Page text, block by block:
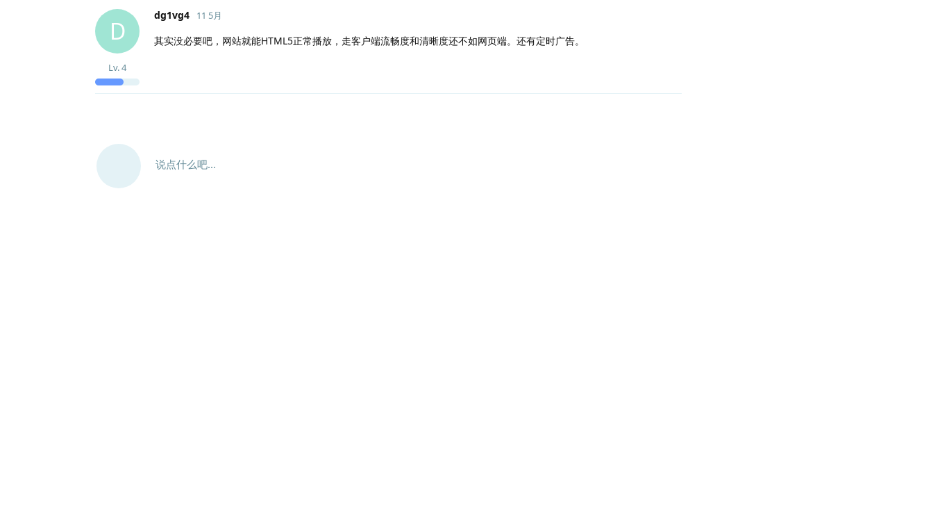
D
dg1vg4
Lv.4
11 5月
其实没必要吧，网站就能HTML5正常播放，走客户端流畅度和清晰度还不如网页端。还有定时广告。
说点什么吧...